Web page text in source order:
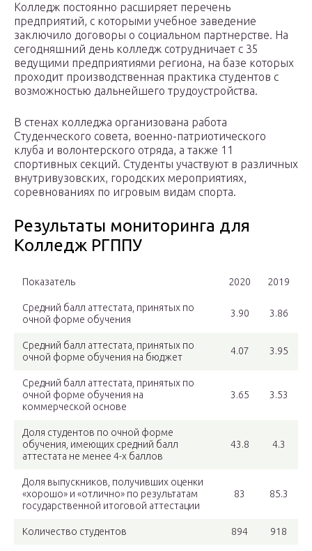
Колледж постоянно расширяет перечень
предприятий, с которыми учебное заведение
заключило договоры о социальном партнерстве. На
сегодняшний день колледж сотрудничает с 35
ведущими предприятиями региона, на базе которых
проходит производственная практика студентов с
возможностью дальнейшего трудоустройства.
В стенах колледжа организована работа
Студенческого совета, военно-патриотического
клуба и волонтерского отряда, а также 11
спортивных секций. Студенты участвуют в различных
внутривузовских, городских мероприятиях,
соревнованиях по игровым видам спорта.
Результаты мониторинга для
Колледж РГППУ
Показатель 2020 2019
Средний балл аттестата, принятых по
очной форме обучения
3.90 3.86
Средний балл аттестата, принятых по
очной форме обучения на бюджет
4.07 3.95
Средний балл аттестата, принятых по
очной форме обучения на
коммерческой основе
3.65 3.53
Доля студентов по очной форме
обучения, имеющих средний балл
аттестата не менее 4-х баллов
43.8 4.3
Доля выпускников, получивших оценки
«хорошо» и «отлично» по результатам
государственной итоговой аттестации
83 85.3
Количество студентов 894 918